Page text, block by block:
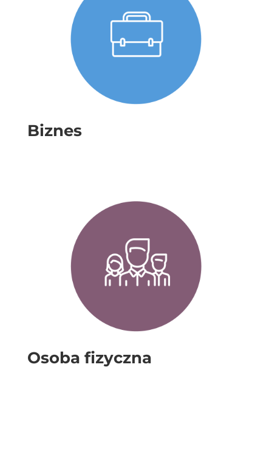
Biznes
Osoba fizyczna